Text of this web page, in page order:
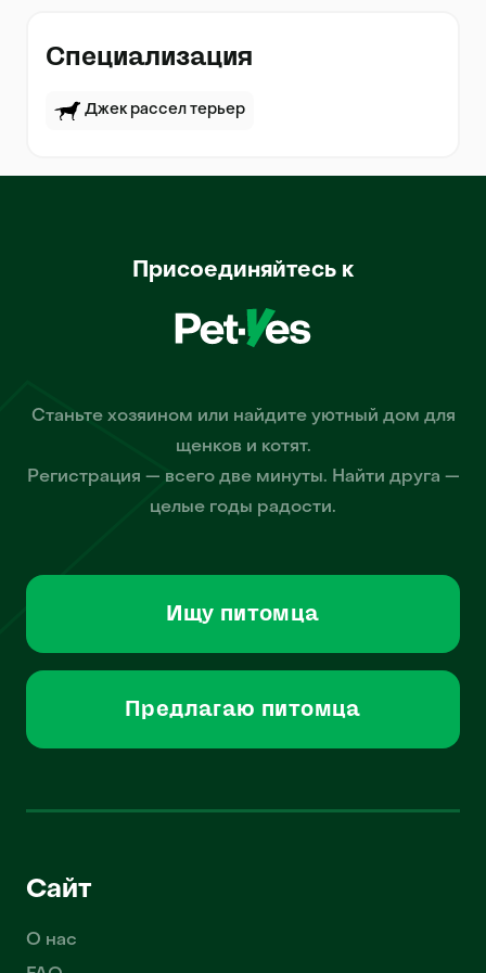
Специализация
Джек рассел терьер
Присоединяйтесь к
Станьте хозяином или найдите уютный дом для
щенков и котят.
Регистрация — всего две минуты. Найти друга —
целые годы радости.
Ищу питомца
Предлагаю питомца
Сайт
О нас